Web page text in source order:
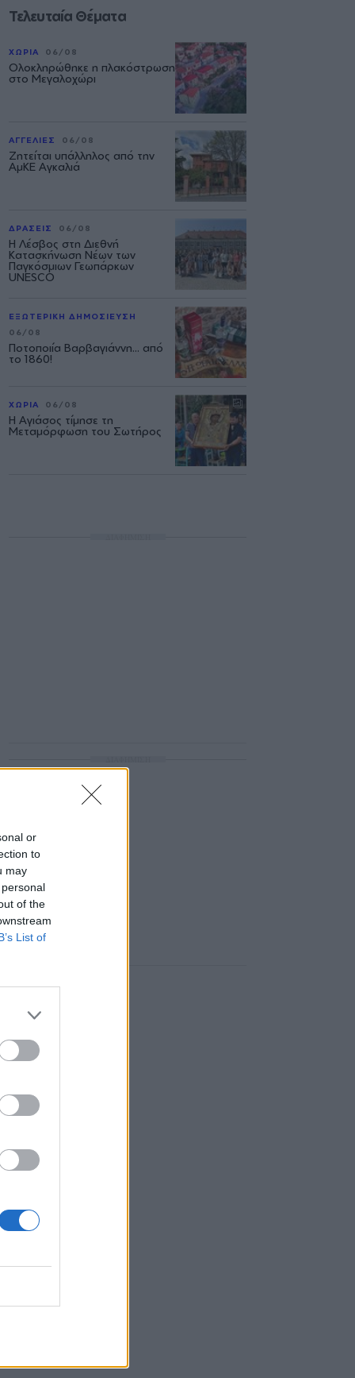
or
to
may
of the
List of
Τελευταία Θέματα
ΧΩΡΙΑ 06/08
Ολοκληρώθηκε η πλακόστρωση
στο Μεγαλοχώρι
ΑΓΓΕΛΙΕΣ 06/08
Ζητείται υπάλληλος από την
ΑμΚΕ Αγκαλιά
ΔΡΑΣΕΙΣ 06/08
Η Λέσβος στη Διεθνή
Κατασκήνωση Νέων των
Παγκόσμιων Γεωπάρκων
UNESCO
ΕΞΩΤΕΡΙΚΗ ΔΗΜΟΣΙΕΥΣΗ
06/08
Ποτοποιία Βαρβαγιάννη... από
το 1860!
ΧΩΡΙΑ 06/08
Η Αγιάσος τίμησε τη
Μεταμόρφωση του Σωτήρος